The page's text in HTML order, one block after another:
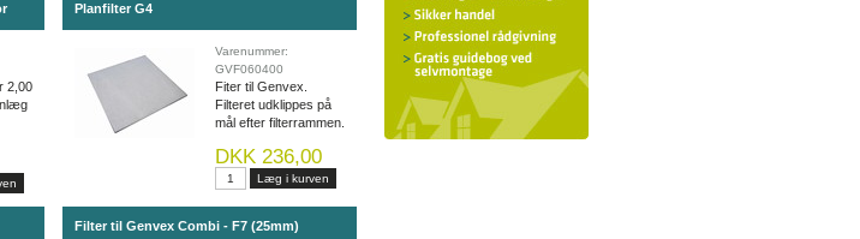
2,00
Planfilter G4
Varenummer:
GVF060400
Fiter til Genvex.
Filteret udklippes på
mål efter filterrammen.
DKK 236,00
Filter til Genvex Combi - F7 (25mm)